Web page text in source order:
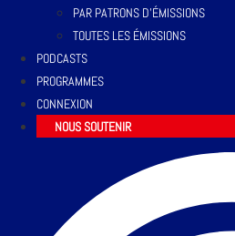
PAR PATRONS D’ÉMISSIONS
TOUTES LES ÉMISSIONS
PODCASTS
PROGRAMMES
CONNEXION
NOUS SOUTENIR